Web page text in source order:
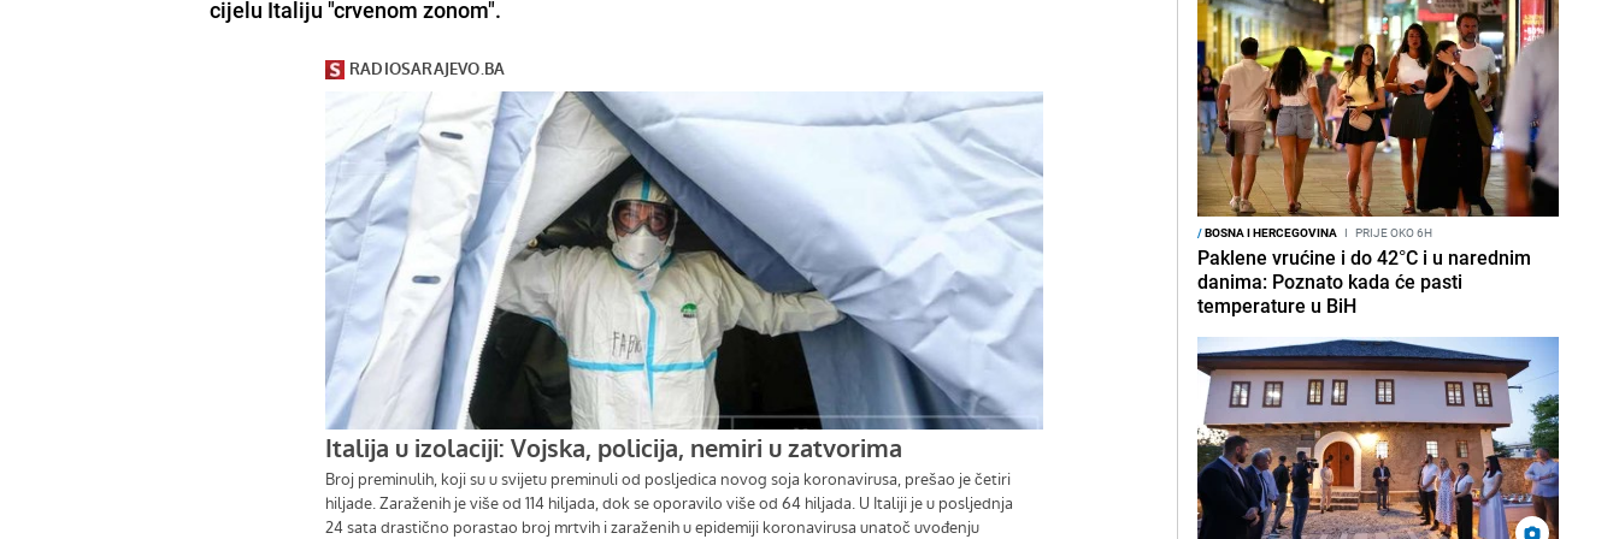
cijelu Italiju "crvenom zonom".
/BOSNA I HERCEGOVINA I PRIJE OKO 6H
Paklene vrućine i do 42°C i u narednim
danima: Poznato kada će pasti
temperature u BiH